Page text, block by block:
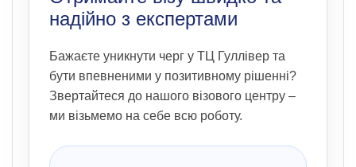
надійно з експертами
Бажаєте уникнути черг у ТЦ Гуллівер та
бути впевненими у позитивному рішенні?
Звертайтеся до нашого візового центру –
ми візьмемо на себе всю роботу.